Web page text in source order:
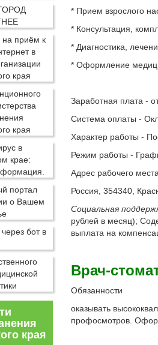
края
* Прием взрослого
* Консультация,
* Диагностика,
* Оформление
Заработная плата -
Система оплаты -
Характер работы -
Режим работы -
Адрес рабочего места
Россия, 354340,
Социальная
рублей в месяц);
выплата на
Врач-
Обязанности
оказывать
профосмотров.